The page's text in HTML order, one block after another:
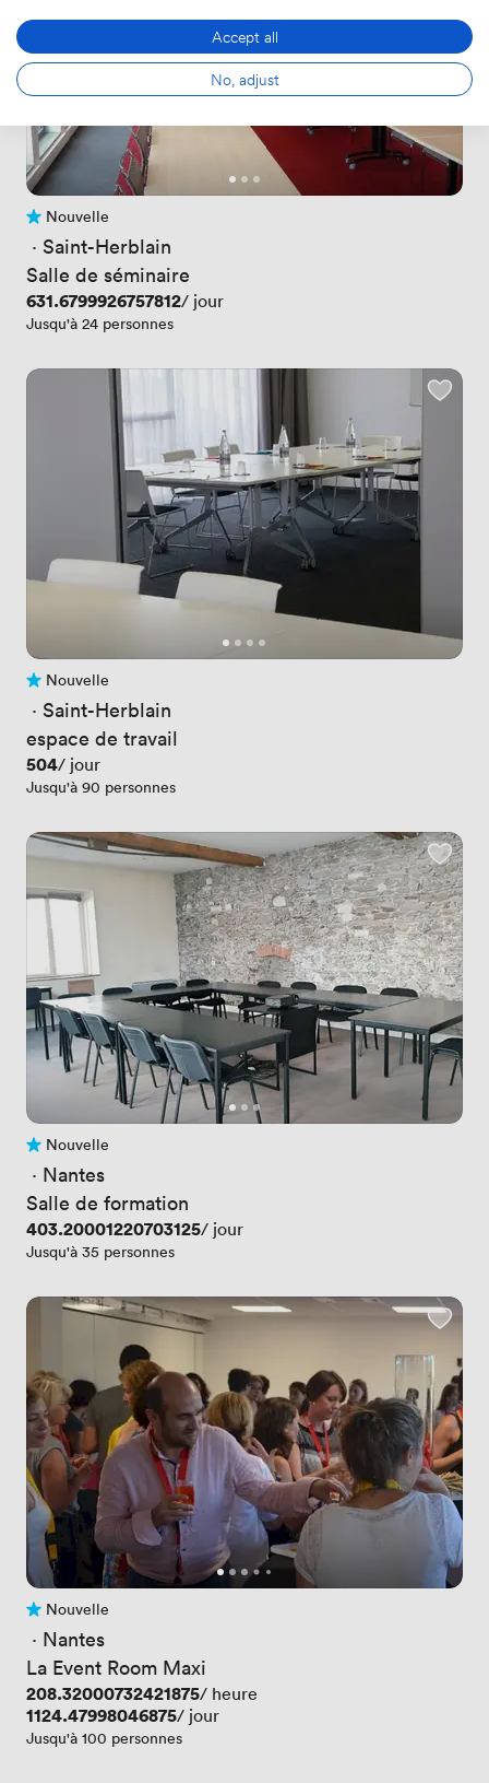
Pas encore d'avis
Nouvelle
· Saint-Herblain
Salle de séminaire
Prix
631.6799926757812/ jour
Jusqu'à 24 personnes
Pas encore d'avis
Nouvelle
· Saint-Herblain
espace de travail
Prix
504/ jour
Jusqu'à 90 personnes
Pas encore d'avis
Nouvelle
· Nantes
Salle de formation
Prix
403.20001220703125/ jour
Jusqu'à 35 personnes
Pas encore d'avis
Nouvelle
· Nantes
La Event Room Maxi
Prix
208.32000732421875/ heure
Prix
1124.47998046875/ jour
Jusqu'à 100 personnes
Accept all
No, adjust